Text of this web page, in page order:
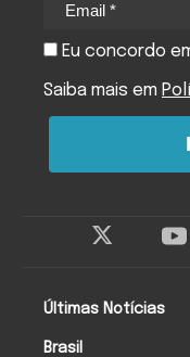
Últimas Notícias
Brasil
Eu concordo
Saiba mais em